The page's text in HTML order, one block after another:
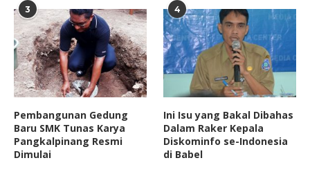
3
Pembangunan Gedung
Baru SMK Tunas Karya
Pangkalpinang Resmi
Dimulai
4
Ini Isu yang Bakal Dibahas
Dalam Raker Kepala
Diskominfo se-Indonesia
di Babel